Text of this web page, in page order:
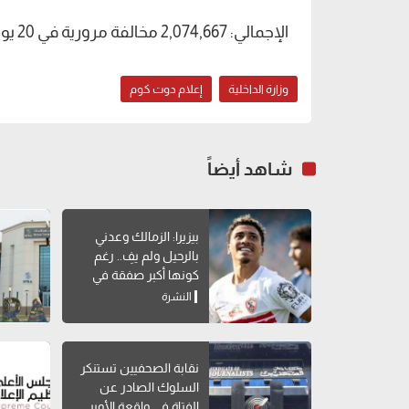
الإجمالي: 2,074,667 مخالفة مرورية في 20 يومًا.
وزارة الداخلية إعلام دوت كوم
شاهد أيضاً
بيزيرا: الزمالك وعدني
بالرحيل ولم يفِ.. رغم
كونها أكبر صفقة في
تاريخه
النشرة
نقابة الصحفيين تستنكر
السلوك الصادر عن